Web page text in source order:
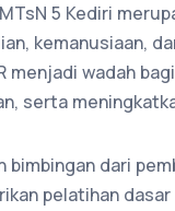
5 Kediri
kemanusiaan,
menjadi wadah
serta
bimbingan dari
pelatihan